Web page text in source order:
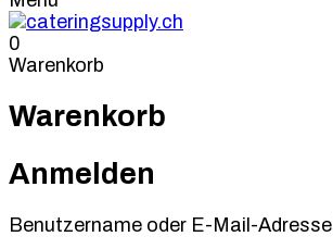
0
Warenkorb
Warenkorb
Anmelden
Benutzername oder E-Mail-Adresse